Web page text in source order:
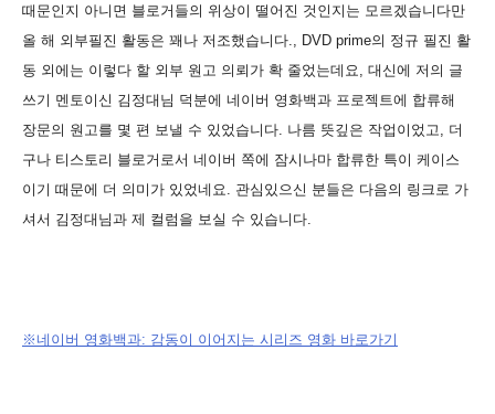
때문인지 아니면 블로거들의 위상이 떨어진 것인지는 모르겠습니다만
올 해 외부필진 활동은 꽤나 저조했습니다., DVD prime의 정규 필진 활
동 외에는 이렇다 할 외부 원고 의뢰가 확 줄었는데요, 대신에 저의 글
쓰기 멘토이신 김정대님 덕분에 네이버 영화백과 프로젝트에 합류해
장문의 원고를 몇 편 보낼 수 있었습니다. 나름 뜻깊은 작업이었고, 더
구나 티스토리 블로거로서 네이버 쪽에 잠시나마 합류한 특이 케이스
이기 때문에 더 의미가 있었네요. 관심있으신 분들은 다음의 링크로 가
셔서 김정대님과 제 컬럼을 보실 수 있습니다.
※네이버 영화백과: 감동이 이어지는 시리즈 영화 바로가기